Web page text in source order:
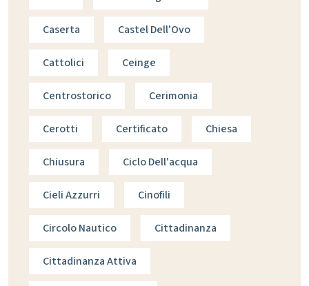
Caserta Castel Dell'Ovo
Cattolici Ceinge
Centrostorico Cerimonia
Cerotti Certificato Chiesa
Chiusura Ciclo Dell'acqua
Cieli Azzurri Cinofili
Circolo Nautico Cittadinanza
Cittadinanza Attiva